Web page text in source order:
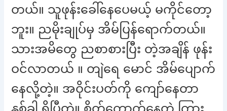
တယ်။ သူဖုန်းခေါ်နေပေမယ့် မကိုင်တော့
ဘူး။ ညမိုးချုပ်မှ အိမ်ပြန်ရောက်တယ်။
သားအမိတွေ ညစာစားပြီး တဲ့အချိန် ဖုန်း
ဝင်လာတယ် ။ တျဲရေ မောင် အိမ်ပျောက်
နေလို့တဲ့။ အဝိုင်းပတ်ကို ကျော်နေတာ